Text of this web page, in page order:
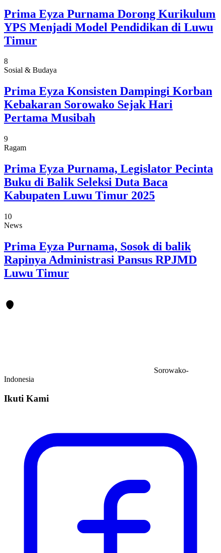
Prima Eyza Purnama Dorong Kurikulum
YPS Menjadi Model Pendidikan di Luwu
Timur
8
Sosial & Budaya
Prima Eyza Konsisten Dampingi Korban
Kebakaran Sorowako Sejak Hari
Pertama Musibah
9
Ragam
Prima Eyza Purnama, Legislator Pecinta
Buku di Balik Seleksi Duta Baca
Kabupaten Luwu Timur 2025
10
News
Prima Eyza Purnama, Sosok di balik
Rapinya Administrasi Pansus RPJMD
Luwu Timur
Sorowako-
Indonesia
Ikuti Kami